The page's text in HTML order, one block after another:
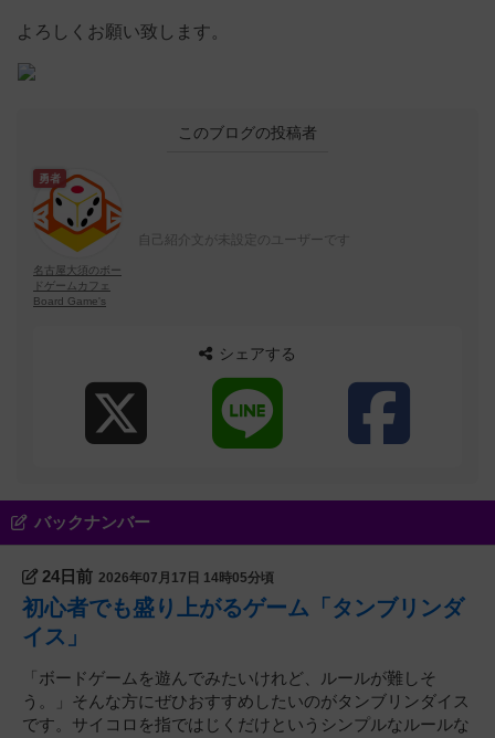
よろしくお願い致します。
このブログの投稿者
勇者
名古屋大須のボー
ドゲームカフェ
Board Game's
自己紹介文が未設定のユーザーです
シェアする
バックナンバー
24日前 2026年07月17日 14時05分頃
初心者でも盛り上がるゲーム「タンブリンダ
イス」
「ボードゲームを遊んでみたいけれど、ルールが難しそ
う。」そんな方にぜひおすすめしたいのがタンブリンダイス
です。サイコロを指ではじくだけというシンプルなルールな